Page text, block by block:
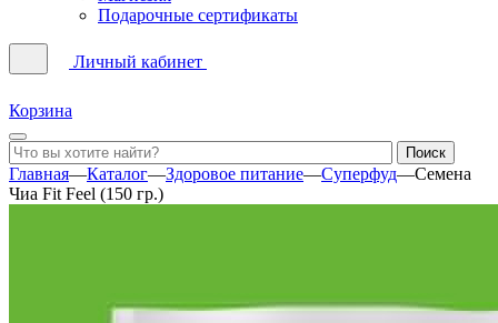
Подарочные сертификаты
Личный кабинет
Корзина
Главная—Каталог—Здоровое питание—Суперфуд—Семена
Чиа Fit Feel (150 гр.)